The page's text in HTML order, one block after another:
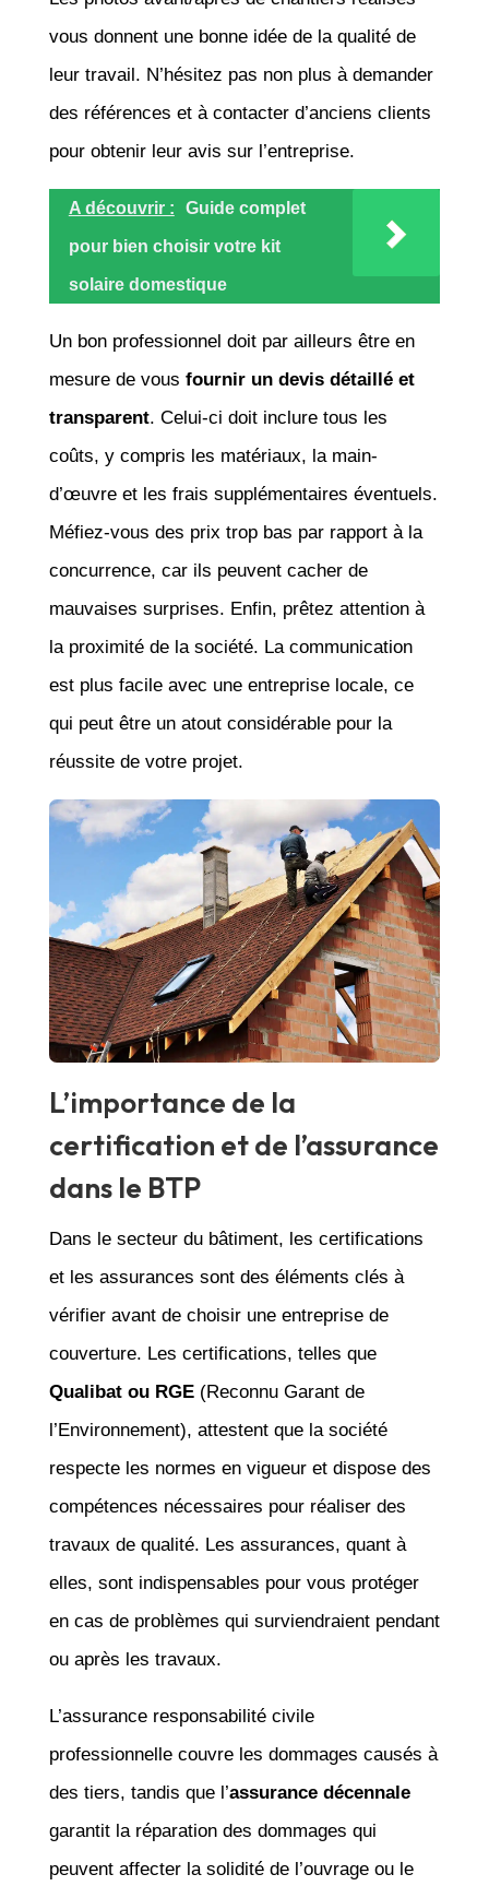
vous donnent une bonne idée de la qualité de
leur travail. N’hésitez pas non plus à demander
des références et à contacter d’anciens clients
pour obtenir leur avis sur l’entreprise.
A découvrir : Guide complet
pour bien choisir votre kit
solaire domestique
Un bon professionnel doit par ailleurs être en
mesure de vous fournir un devis détaillé et
transparent. Celui-ci doit inclure tous les
coûts, y compris les matériaux, la main-
d’œuvre et les frais supplémentaires éventuels.
Méfiez-vous des prix trop bas par rapport à la
concurrence, car ils peuvent cacher de
mauvaises surprises. Enfin, prêtez attention à
la proximité de la société. La communication
est plus facile avec une entreprise locale, ce
qui peut être un atout considérable pour la
réussite de votre projet.
L’importance de la
certification et de l’assurance
dans le BTP
Dans le secteur du bâtiment, les certifications
et les assurances sont des éléments clés à
vérifier avant de choisir une entreprise de
couverture. Les certifications, telles que
Qualibat ou RGE(Reconnu Garant de
l’Environnement), attestent que la société
respecte les normes en vigueur et dispose des
compétences nécessaires pour réaliser des
travaux de qualité. Les assurances, quant à
elles, sont indispensables pour vous protéger
en cas de problèmes qui surviendraient pendant
ou après les travaux.
L’assurance responsabilité civile
professionnelle couvre les dommages causés à
des tiers, tandis que l’assurance décennale
garantit la réparation des dommages qui
peuvent affecter la solidité de l’ouvrage ou le